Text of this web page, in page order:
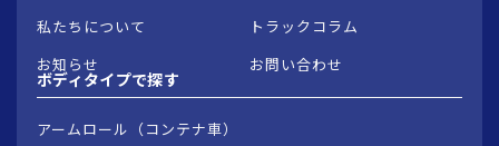
私たちについて
トラックコラム
お知らせ
お問い合わせ
ボディタイプで探す
アームロール（コンテナ車）